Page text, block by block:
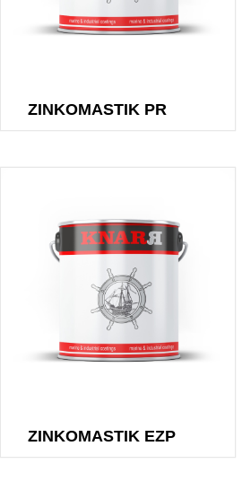
Thinners
Transocean Lining
Paints
Transocean Thinner
ZINKOMASTIK PR
ZINKOMASTIK EZP